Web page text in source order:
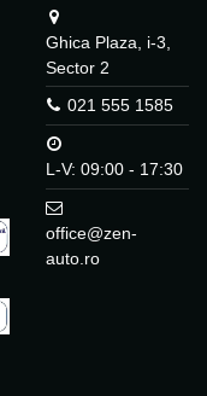
Ghica Plaza, i-3,
Sector 2
021 555 1585
L-V: 09:00 - 17:30
office@zen-
auto.ro